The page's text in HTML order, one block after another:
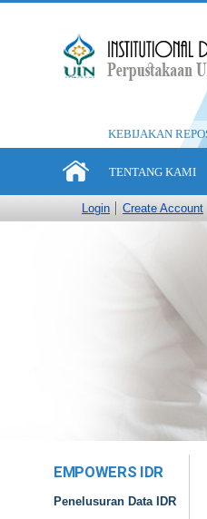
KEBIJAKAN
TENTANG KAMI
Login Create Account
EMPOWERS IDR
Penelusuran Data IDR